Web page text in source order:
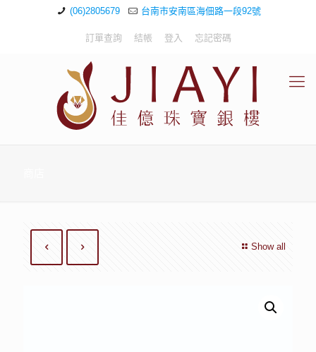
(06)2805679 台南市安南區海佃路一段92號
訂單查詢 結帳 登入 忘記密碼
Show all